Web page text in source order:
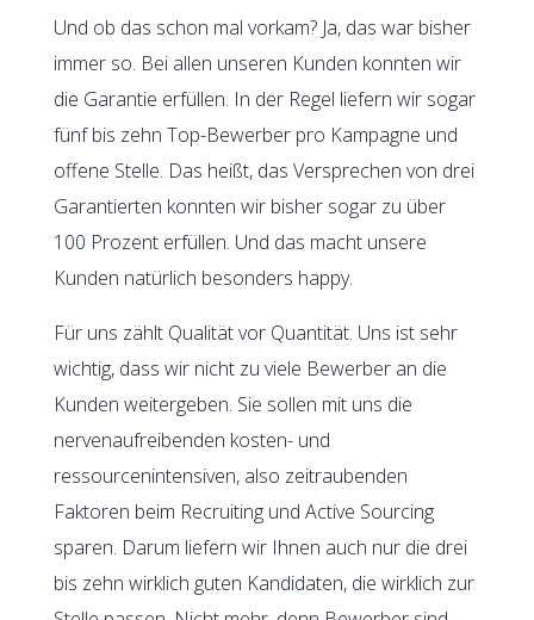
Und ob das schon mal vorkam? Ja, das war bisher
immer so. Bei allen unseren Kunden konnten wir
die Garantie erfüllen. In der Regel liefern wir sogar
fünf bis zehn Top-Bewerber pro Kampagne und
offene Stelle. Das heißt, das Versprechen von drei
Garantierten konnten wir bisher sogar zu über
100 Prozent erfüllen. Und das macht unsere
Kunden natürlich besonders happy.
Für uns zählt Qualität vor Quantität. Uns ist sehr
wichtig, dass wir nicht zu viele Bewerber an die
Kunden weitergeben. Sie sollen mit uns die
nervenaufreibenden kosten- und
ressourcenintensiven, also zeitraubenden
Faktoren beim Recruiting und Active Sourcing
sparen. Darum liefern wir Ihnen auch nur die drei
bis zehn wirklich guten Kandidaten, die wirklich zur